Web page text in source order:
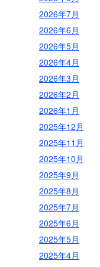
2026年7月
2026年6月
2026年5月
2026年4月
2026年3月
2026年2月
2026年1月
2025年12月
2025年11月
2025年10月
2025年9月
2025年8月
2025年7月
2025年6月
2025年5月
2025年4月